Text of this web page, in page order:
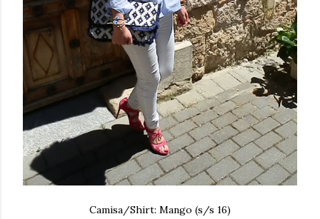
Camisa/Shirt: Mango (s/s 16)